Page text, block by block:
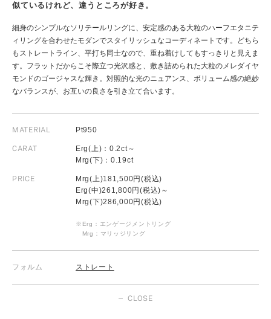
似ているけれど、違うところが好き。
細身のシンプルなソリテールリングに、安定感のある大粒のハーフエタニテ
ィリングを合わせたモダンでスタイリッシュなコーディネートです。どちら
もストレートライン、平打ち同士なので、重ね着けしてもすっきりと見えま
す。フラットだからこそ際立つ光沢感と、敷き詰められた大粒のメレダイヤ
モンドのゴージャスな輝き。対照的な光のニュアンス、ボリューム感の絶妙
なバランスが、お互いの良さを引き立て合います。
MATERIAL Pt950
CARAT
Erg(上)：0.2ct～
Mrg(下)：0.19ct
PRICE
Mrg(上)181,500円(税込)
Erg(中)261,800円(税込)～
Mrg(下)286,000円(税込)
※Erg：エンゲージメントリング
Mrg：マリッジリング
フォルム ストレート
CLOSE